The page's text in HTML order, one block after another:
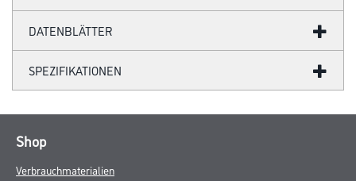
DATENBLÄTTER
SPEZIFIKATIONEN
Shop
Verbrauchmaterialien